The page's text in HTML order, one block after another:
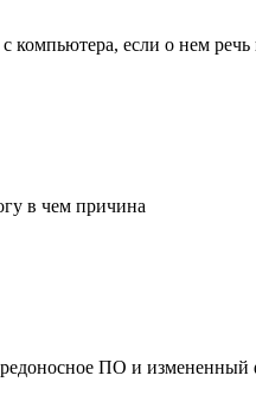
компьютера, если о нем речь
в чем причина
ПО и измененный